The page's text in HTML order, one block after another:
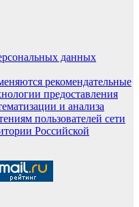
данных
рекомендательные
предоставления
и анализа
пользователей сети
Российской